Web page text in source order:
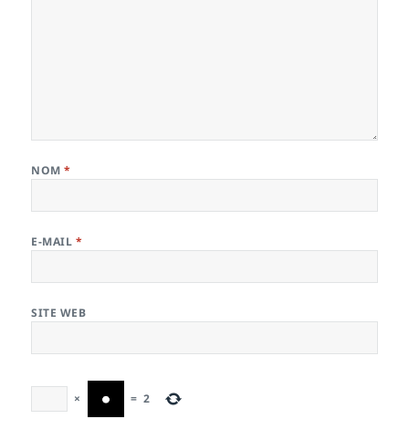
NOM*
E-MAIL *
SITE WEB
× = 2